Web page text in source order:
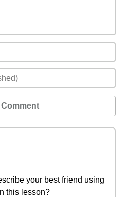
your best friend using
this lesson?